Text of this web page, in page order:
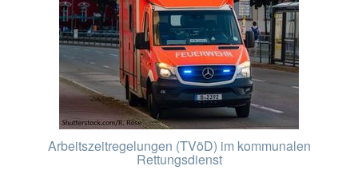
Arbeitszeitregelungen (TVöD) im kommunalen
Rettungsdienst